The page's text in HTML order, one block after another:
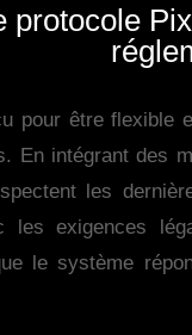
protocole
pour être flexible
En intégrant des
les
les exigences
le système